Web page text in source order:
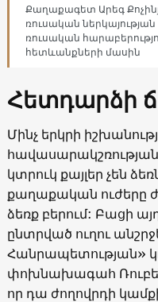
Քաղաքագետ Արեգ
ռուսական
ռուսական
հետևանքների մասին
Հետդարձի
Մինչ երկրի
կտրուկ քայլեր չեն
քաղաքական ուժերը
ձեռք բերում: Բացի
ընտրված ուղու
Հանրապետության»
փոխնախագահ
որ դա ժողովրդի